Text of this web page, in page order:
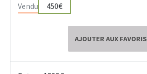
Vendu 450€
AJOUTER AUX FAVORIS